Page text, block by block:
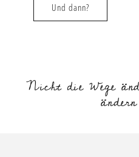
Und dann?
Nicht die Wege